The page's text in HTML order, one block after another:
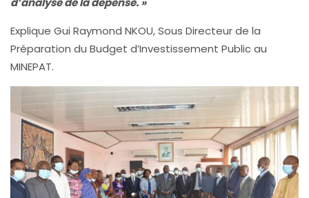
Explique Gui Raymond NKOU, Sous Directeur de la
Préparation du Budget d’Investissement Public au
MINEPAT.